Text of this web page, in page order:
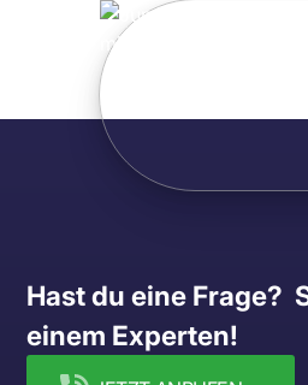
Hast du eine Frage?
einem Experten!